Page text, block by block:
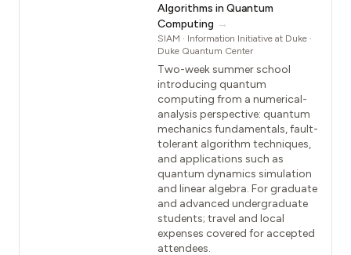
Algorithms in Quantum
Computing →
SIAM · Information Initiative at Duke ·
Duke Quantum Center
Two-week summer school
introducing quantum
computing from a numerical-
analysis perspective: quantum
mechanics fundamentals, fault-
tolerant algorithm techniques,
and applications such as
quantum dynamics simulation
and linear algebra. For graduate
and advanced undergraduate
students; travel and local
expenses covered for accepted
attendees.